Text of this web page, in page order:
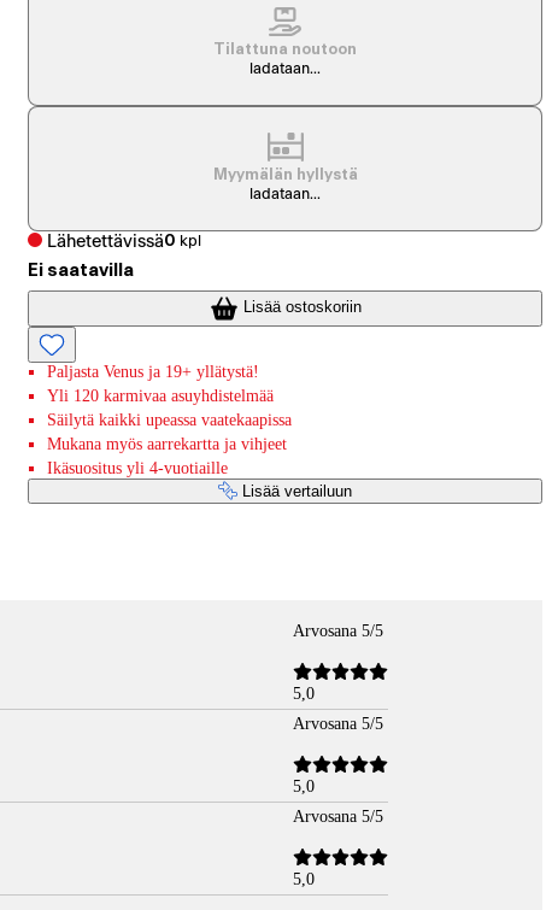
Tilattuna noutoon
ladataan...
Myymälän hyllystä
ladataan...
Lähetettävissä0 kpl
Ei saatavilla
Lisää ostoskoriin
Paljasta Venus ja 19+ yllätystä!
Yli 120 karmivaa asuyhdistelmää
Säilytä kaikki upeassa vaatekaapissa
Mukana myös aarrekartta ja vihjeet
Ikäsuositus yli 4-vuotiaille
Lisää vertailuun
Arvosana 5/5
5,0
Arvosana 5/5
5,0
Arvosana 5/5
5,0